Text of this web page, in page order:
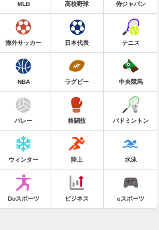
MLB 高校野球 侍ジャパン
海外サッカー 日本代表 テニス
NBA ラグビー 中央競馬
バレー 格闘技 バドミントン
ウィンター 陸上 水泳
Doスポーツ ビジネス eスポーツ